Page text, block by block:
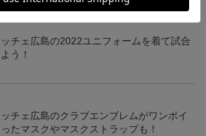
チェ広島の2022ユニフォームを着て試合
う！
チェ広島のクラブエンブレムがワンポイ
たマスクやマスクストラップも！